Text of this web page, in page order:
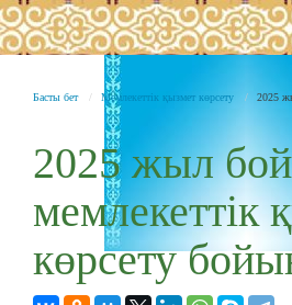
Басты бет Мемлекеттік қызмет көрсету 2025
2025 жыл
мемлекеттік
көрсету